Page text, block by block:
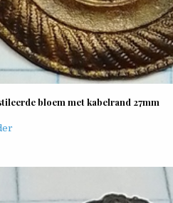
bloem met kabelrand 27mm